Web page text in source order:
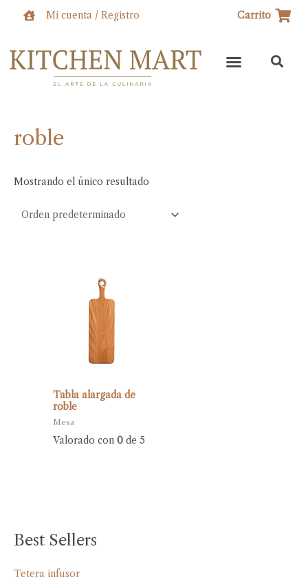
Mi cuenta / Registro Carrito
roble
Mostrando el único resultado
Tabla alargada de
roble
Mesa
Valorado con0 de 5
Best Sellers
Tetera infusor